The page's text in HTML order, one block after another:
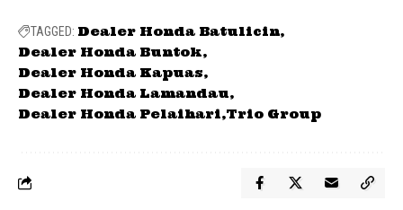
TAGGED: Dealer Honda Batulicin
Dealer Honda Buntok
Dealer Honda Kapuas
Dealer Honda Lamandau
Dealer Honda Pelaihari Trio Group